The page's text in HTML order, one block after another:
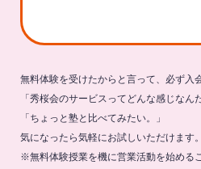
無料体験を受けたからと言って、必ず入
「秀桜会のサービスってどんな感じなん
「ちょっと塾と比べてみたい。」
気になったら気軽にお試しいただけます。
※無料体験授業を機に営業活動を始める